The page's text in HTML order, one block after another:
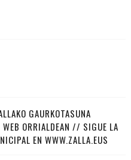
GAURKOTASUNA
WEB ORRIALDEAN // SIGUE LA
EN WWW.ZALLA.EUS